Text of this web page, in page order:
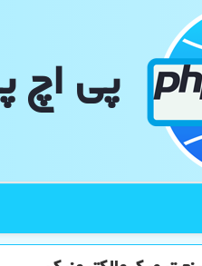
پی اچ